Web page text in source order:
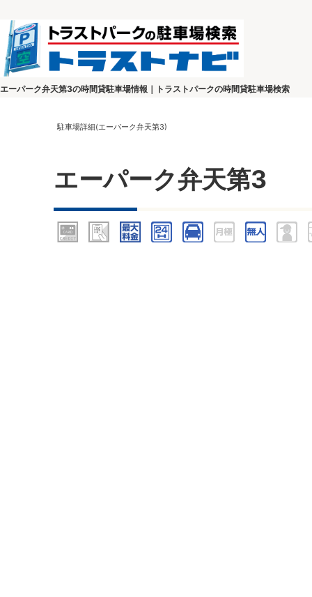
エーパーク弁天第3の時間貸駐車場情報｜トラストパークの時間貸駐車場検索
駐車場詳細(エーパーク弁天第3)
エーパーク弁天第3